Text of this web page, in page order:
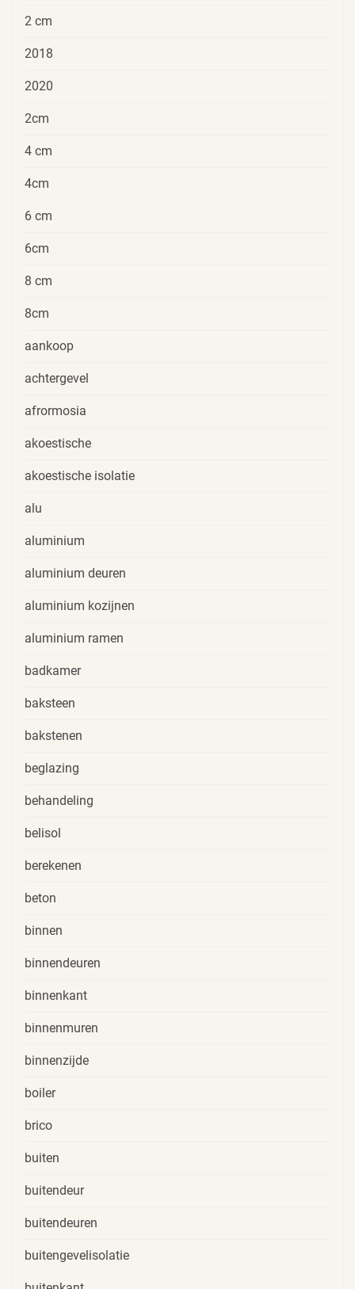
2 cm
2018
2020
2cm
4 cm
4cm
6 cm
6cm
8 cm
8cm
aankoop
achtergevel
afrormosia
akoestische
akoestische isolatie
alu
aluminium
aluminium deuren
aluminium kozijnen
aluminium ramen
badkamer
baksteen
bakstenen
beglazing
behandeling
belisol
berekenen
beton
binnen
binnendeuren
binnenkant
binnenmuren
binnenzijde
boiler
brico
buiten
buitendeur
buitendeuren
buitengevelisolatie